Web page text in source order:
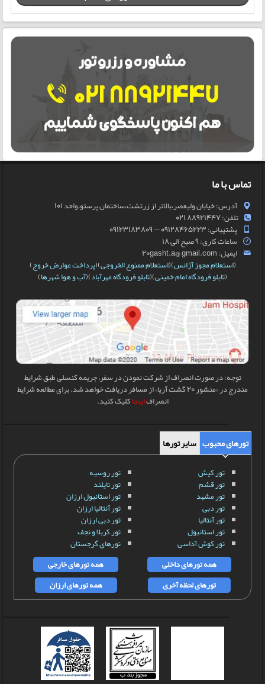
تماس با ما
آدرس: خیابان ولیعصر،بالاتر از زرتشت،ساختمان پرستو،واحد 101
تلفن: 88921447 021
پشتیبانی: 09128465223 — 09123183809
ساعات کاری: 9 صبح الی 18
ایمیل: 20gasht.a@ gmail.com
(استعلام مجوز آژانس)(استعلام ممنوع الخروجی)(پرداخت عوارض خروج)
(تابلو فرودگاه امام خمینی)(تابلو فرودگاه مهرآباد)(آب و هوا شهرها)
توجه: در صورت انصراف از شرکت نمودن در سفر، جریمه کنسلی طبق شرایط
مندرج در «منشور 20 گشت آریا» از مسافر دریافت خواهد شد. برای مطالعه شرایط
انصرافاینجاکلیک کنید.
تورهای محبوب سایر تورها
تور کیش
تور قشم
تور مشهد
تور دبی
تور آنتالیا
تور استانبول
تور کوش آداسی
تور روسیه
تور تایلند
تور استانبول ارزان
تور آنتالیا ارزان
تور دبی ارزان
تور کربلا و نجف
تورهای گرجستان
همه تورهای داخلی
همه تورهای خارجی
تورهای لحظه آخری
همه تورهای ارزان